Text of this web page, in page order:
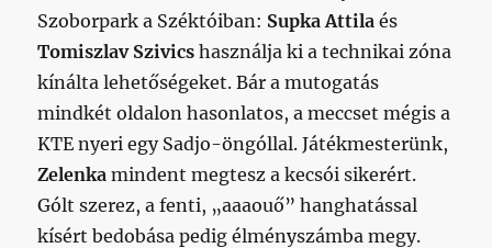
Szoborpark a Széktóiban: Supka Attila és
Tomiszlav Szivics használja ki a technikai zóna
kínálta lehetőségeket. Bár a mutogatás
mindkét oldalon hasonlatos, a meccset mégis a
KTE nyeri egy Sadjo-öngóllal. Játékmesterünk,
Zelenka mindent megtesz a kecsói sikerért.
Gólt szerez, a fenti, „aaaouő” hanghatással
kísért bedobása pedig élményszámba megy.